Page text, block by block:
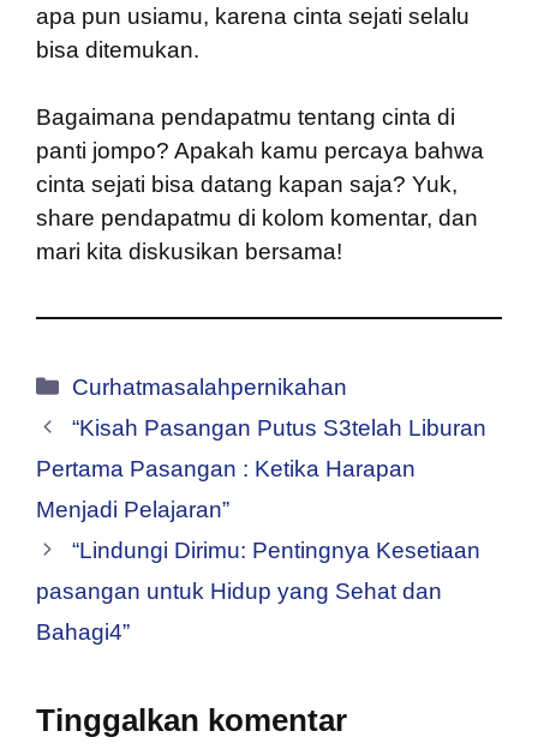
apa pun usiamu, karena cinta sejati selalu
bisa ditemukan.
Bagaimana pendapatmu tentang cinta di
panti jompo? Apakah kamu percaya bahwa
cinta sejati bisa datang kapan saja? Yuk,
share pendapatmu di kolom komentar, dan
mari kita diskusikan bersama!
Kategori
Curhatmasalahpernikahan
“Kisah Pasangan Putus S3telah Liburan
Pertama Pasangan : Ketika Harapan
Menjadi Pelajaran”
“Lindungi Dirimu: Pentingnya Kesetiaan
pasangan untuk Hidup yang Sehat dan
Bahagi4”
Tinggalkan komentar